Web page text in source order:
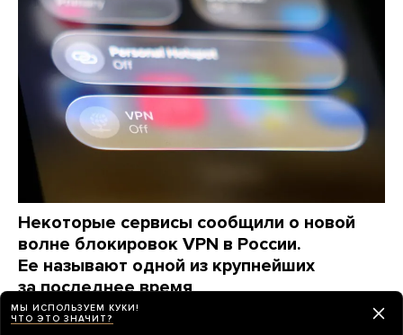
Некоторые сервисы сообщили о новой
волне блокировок VPN в России.
Ее называют одной из крупнейших
за последнее время
Что об этом известно
МЫ ИСПОЛЬЗУЕМ КУКИ!
ЧТО ЭТО ЗНАЧИТ?